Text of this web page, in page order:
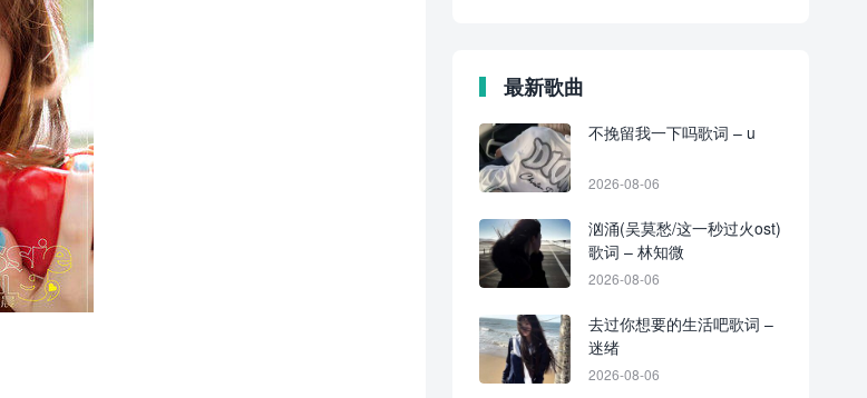
最新歌曲
不挽留我一下吗歌词 – u
2026-08-06
汹涌(吴莫愁/这一秒过火ost)
歌词 – 林知微
2026-08-06
去过你想要的生活吧歌词 –
迷绪
2026-08-06